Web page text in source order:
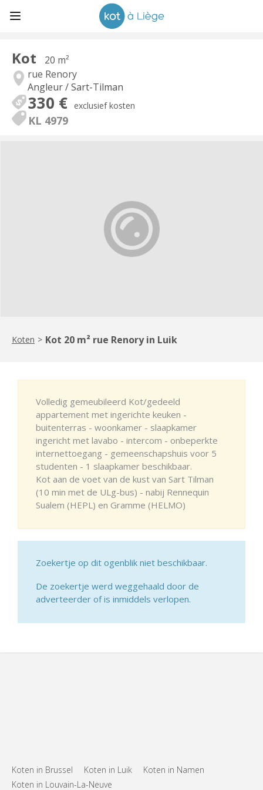
Kot
20 m²
rue Renory
Angleur / Sart-Tilman
330 € exclusief kosten
KL 4979
Koten > Kot 20 m² rue Renory in Luik
Volledig gemeubileerd Kot/gedeeld
appartement met ingerichte keuken -
buitenterras - woonkamer - slaapkamer
ingericht met lavabo - intercom - onbeperkte
internettoegang - gemeenschapshuis voor 5
studenten - 1 slaapkamer beschikbaar.
Kot aan de voet van de kust van Sart Tilman
(10 min met de ULg-bus) - nabij Rennequin
Sualem (HEPL) en Gramme (HELMO)
Zoekertje op dit ogenblik niet beschikbaar.
De zoekertje werd weggehaald door de
adverteerder of is inmiddels verlopen.
Koten in Brussel Koten in Luik
Koten in Namen
Koten in Louvain-La-Neuve